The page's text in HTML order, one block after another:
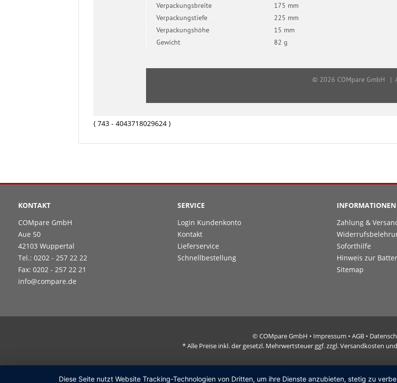
( 743 - 4043718029624 )
KONTAKT
COMpare GmbH
Aue 50
42103 Wuppertal
Tel.: 0202 - 257 22 22
Fax: 0202 - 257 22 21
info@compare.de
SERVICE
Login Kundenkonto
Kontakt
Lieferservice
Schnellbestellung
INFORMATIONEN
Zahlung &
Soforthilfe
Hinweis zur
Sitemap
© COMpare GmbH • Impressum • AGB •
* Alle Preise inkl. der gesetzl. Mehrwertsteuer ggf. zzgl. Versandkosten
Diese Seite nutzt Website Tracking-Technologien von Dritten, um ihre Dienste anzubieten, stetig zu